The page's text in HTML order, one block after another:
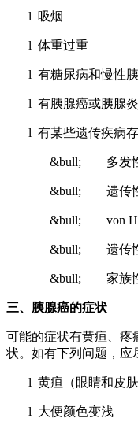
l 吸烟
l 体重过重
l 有糖尿病和慢性
l 有胰腺癌或胰腺
l 有某些遗传疾病
&bull; 多发
&bull; 遗传性
&bull; von
&bull; 遗传性
&bull; 家族性
三、胰腺癌的症状
可能的症状有黄疸、疼
状。如有下列问题，应
l 黄疸（眼睛和皮肤
l 大便颜色变浅